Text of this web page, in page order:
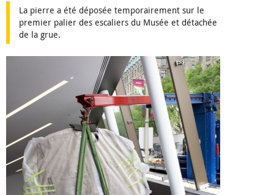
La pierre a été déposée temporairement sur le
premier palier des escaliers du Musée et détachée
de la grue.